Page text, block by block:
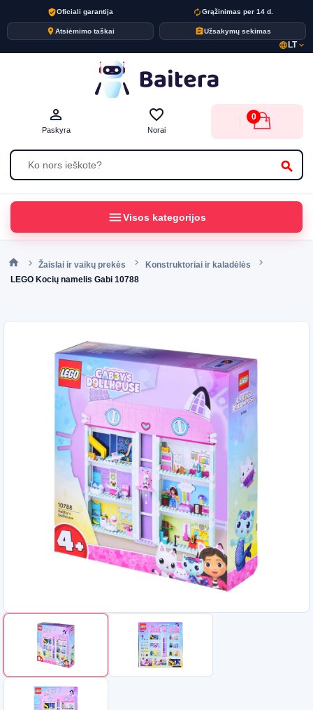
verified_userOficiali garantija autorenewGrąžinimas per 14 d.
placeAtsiėmimo taškai assignmentUžsakymų sekimas
language LTexpand_more
search
person_outline
Paskyra
favorite_border
Norai
0
menuVisos kategorijos
Žaislai ir vaikų prekės
Konstruktoriai ir kaladėlės
LEGO Kocių namelis Gabi 10788